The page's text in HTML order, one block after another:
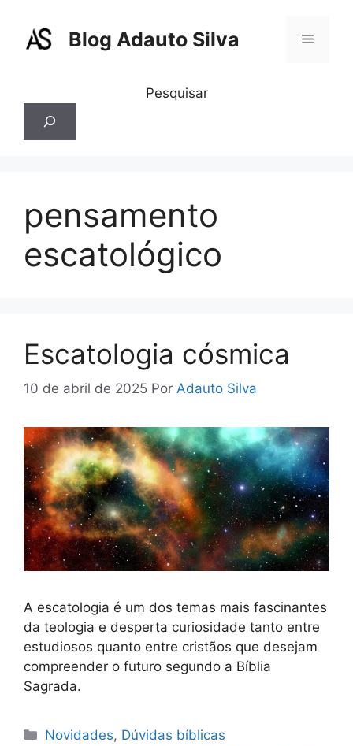
Blog Adauto Silva Menu
Pesquisar
pensamento
escatológico
Escatologia cósmica
10 de abril de 2025 Por Adauto Silva
A escatologia é um dos temas mais fascinantes
da teologia e desperta curiosidade tanto entre
estudiosos quanto entre cristãos que desejam
compreender o futuro segundo a Bíblia
Sagrada.
Categorias
Novidades, Dúvidas bíblicas